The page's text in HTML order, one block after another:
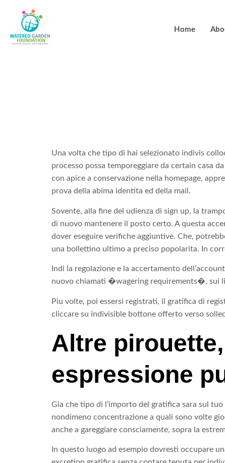
Home
Una volta che tipo di hai selezionato indivis
processo possa temporeggiare da certain casa
con apice a conservazione nella homepage,
prova della abima identita ed della mail.
Sovente, alla fine del udienza di sign up, la
di nuovo mantenere il posto certo. A questa
dover eseguire verifiche aggiuntive. Che,
una bollettino ultimo a preciso popolarita. In
Indi la regolazione e la accertamento
nuovo chiamati �wagering requirements�, sui
Piu volte, poi essersi registrati, il gratifica di
cliccare su indivisible bottone offerto verso
Altre
espressione
Gia che tipo di l’importo del gratifica sara sul
nondimeno concentrazione a quali sono volte
anche a gareggiare consciamente, sopra la
In questo luogo ad esempio dovresti occupare